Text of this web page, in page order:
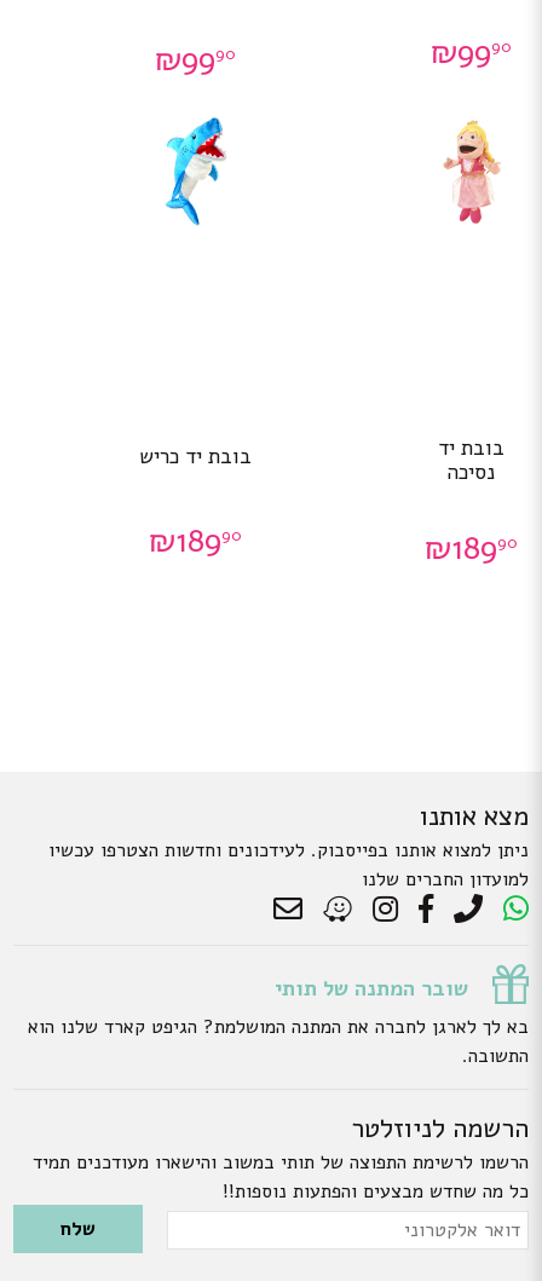
₪9990
₪9990
בובת יד
נסיכה
₪18990
בובת יד כריש
₪18990
מצא אותנו
ניתן למצוא אותנו בפייסבוק. לעידכונים וחדשות הצטרפו עכשיו
למועדון החברים שלנו
שובר המתנה של תותי
בא לך לארגן לחברה את המתנה המושלמת? הגיפט קארד שלנו הוא
התשובה.
הרשמה לניוזלטר
הרשמו לרשימת התפוצה של תותי במשוב והישארו מעודכנים תמיד
כל מה שחדש מבצעים והפתעות נוספות!!
Please leave this field empty.
דואר